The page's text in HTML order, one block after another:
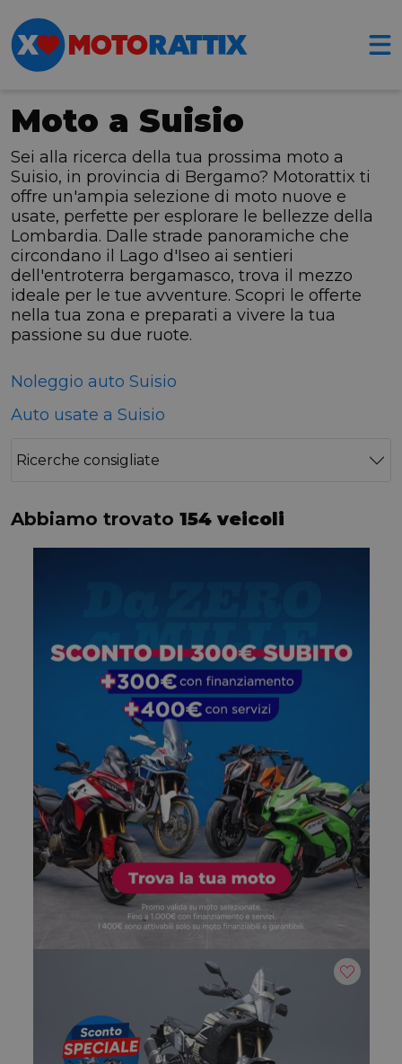
Moto a Suisio
Sei alla ricerca della tua prossima moto a
Suisio, in provincia di Bergamo? Motorattix ti
offre un'ampia selezione di moto nuove e
usate, perfette per esplorare le bellezze della
Lombardia. Dalle strade panoramiche che
circondano il Lago d'Iseo ai sentieri
dell'entroterra bergamasco, trova il mezzo
ideale per le tue avventure. Scopri le offerte
nella tua zona e preparati a vivere la tua
passione su due ruote.
Noleggio auto Suisio
Auto usate a Suisio
Ricerche consigliate
Abbiamo trovato 154 veicoli